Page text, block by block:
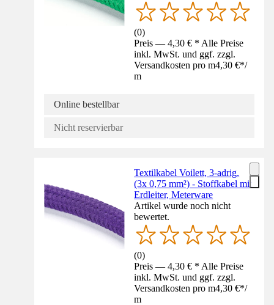
(0)
Preis — 4,30 € * Alle Preise
inkl. MwSt. und ggf. zzgl.
Versandkosten pro m4,30 €*/
m
Online bestellbar
Nicht reservierbar
Textilkabel Voilett, 3-adrig,
(3x 0,75 mm²) - Stoffkabel mit
Erdleiter, Meterware
Artikel wurde noch nicht
bewertet.
(0)
Preis — 4,30 € * Alle Preise
inkl. MwSt. und ggf. zzgl.
Versandkosten pro m4,30 €*/
m